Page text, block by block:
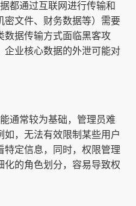
都通过互联网进行传输和
密文件、财务数据等）需要
数据传输方式面临黑客攻
企业核心数据的外泄可能对
通常较为基础，管理员难
如，无法有效限制某些用户
特定信息，同时，权限管理
化的角色划分，容易导致权